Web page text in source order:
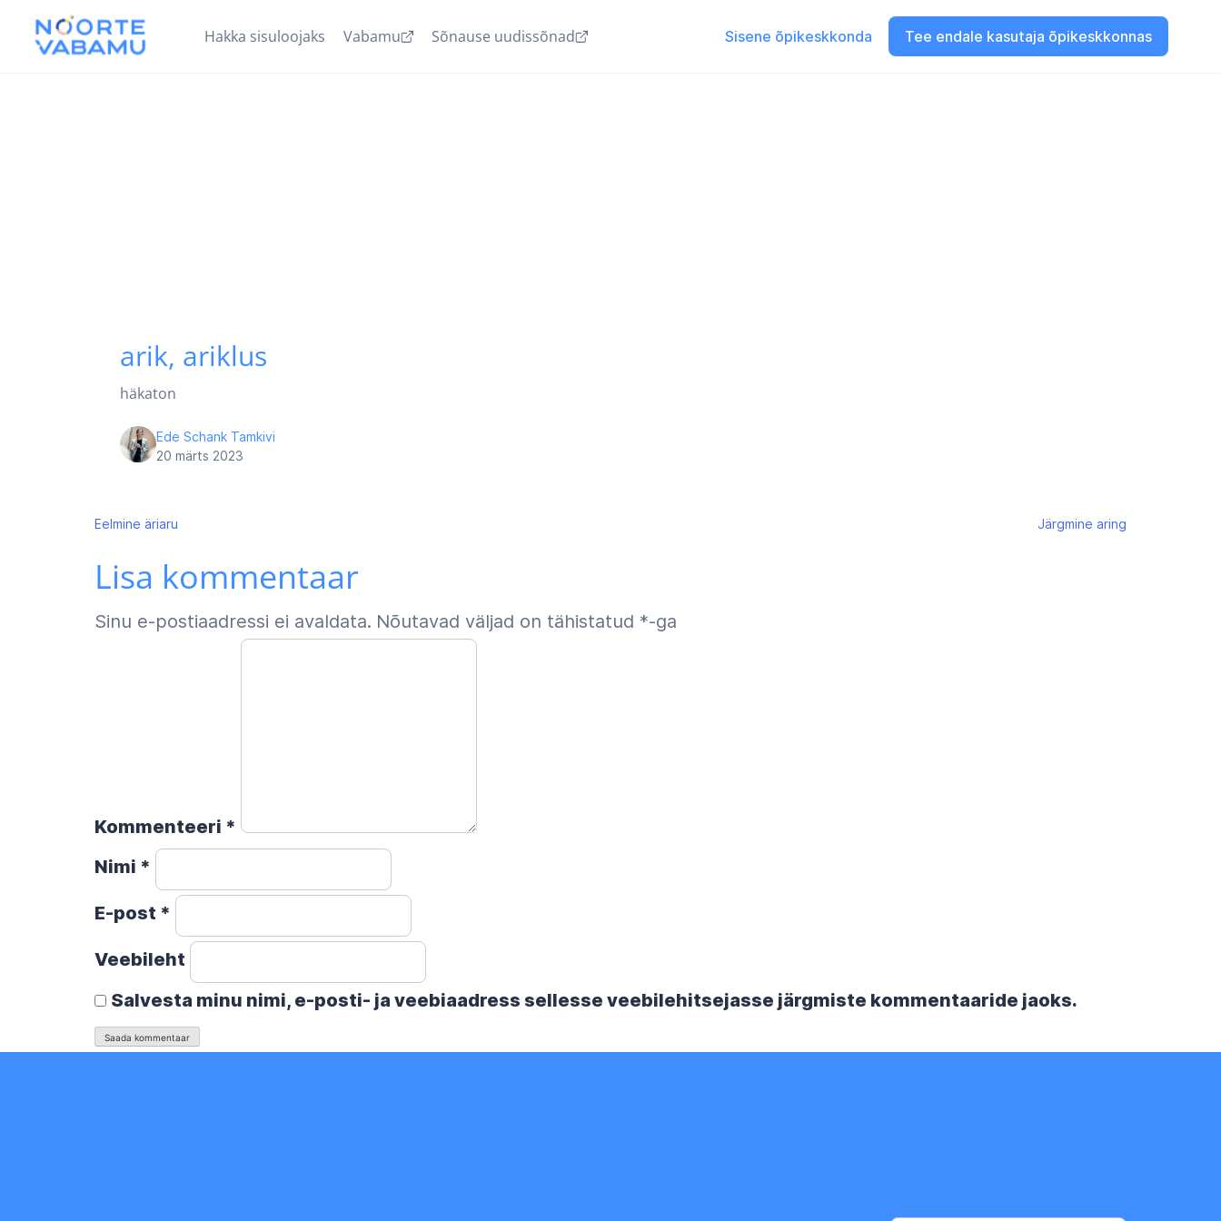
Hakka sisuloojaks Vabamu Sõnause uudissõnad Sisene õpikeskkonda Tee endale kasutaja õpikeskkonnas
arik, ariklus
häkaton
Ede Schank Tamkivi
20 märts 2023
Navigeerimine
Eelmine äriaru Järgmine aring
Lisa kommentaar
Sinu e-postiaadressi ei avaldata. Nõutavad väljad on tähistatud *-ga
Kommenteeri *
Nimi *
E-post *
Veebileht
Salvesta minu nimi, e-posti- ja veebiaadress sellesse veebilehitsejasse järgmiste kommentaaride jaoks.